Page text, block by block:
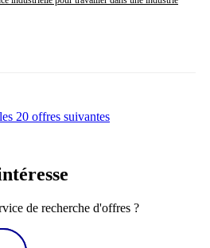
20 offres suivantes
de recherche d'offres ?